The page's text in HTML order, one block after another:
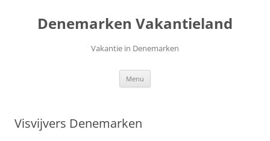
inhoudDenemarken Vakantieland
Vakantie in Denemarken
Menu
Visvijvers Denemarken